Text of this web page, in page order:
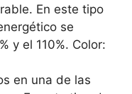
En este tipo
se
y el 110%. Color:
en una de las